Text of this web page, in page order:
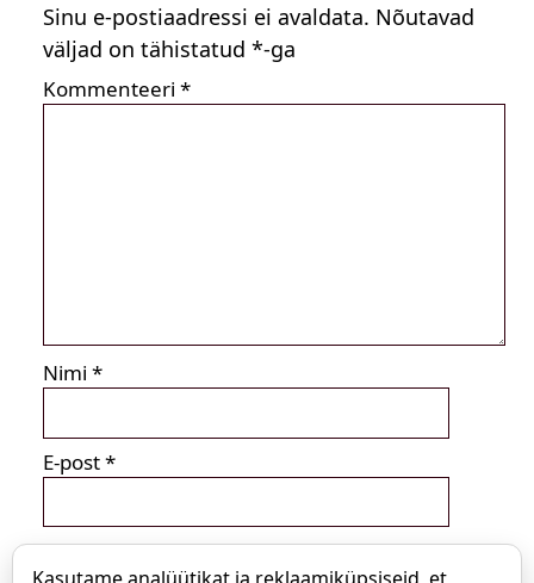
Sinu e-postiaadressi ei avaldata. Nõutavad
väljad on tähistatud*-ga
Kommenteeri*
Nimi*
E-post*